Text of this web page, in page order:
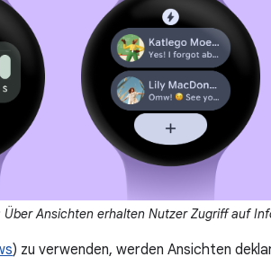
Über Ansichten erhalten Nutzer Zugriff auf
) zu verwenden, werden Ansichten